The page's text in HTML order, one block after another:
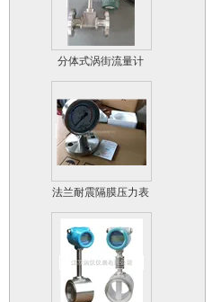
分体式涡街流量计
法兰耐震隔膜压力表